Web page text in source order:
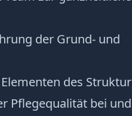
der Grund- und
des
Pflegequalität bei